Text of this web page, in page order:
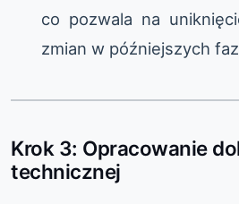
co pozwala na
zmian w późniejszych
Krok 3: Opracowanie
technicznej